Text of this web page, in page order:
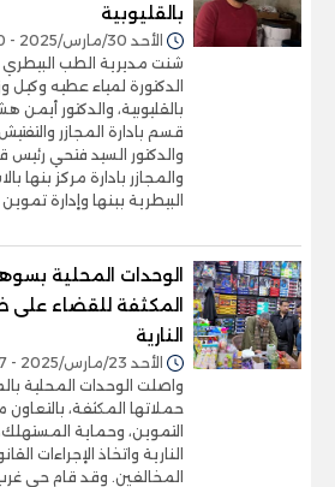
بالقليوبية
الأحد 30/مارس/2025 - 12:10 ص
شنت مديرية الطب البيطري
الدكتورة لمياء عطيه وكيل
بالقليوبية، والدكتور
قسم بادارة المجازر
والدكتور السيد فتحي
والمجازر بادارة مركز بنها
البيطرية ببنها وإدارة تموين
الوحدات المحلية
المكثفة للقضاء على
النارية
الأحد 23/مارس/2025 - 03:17 م
واصلت الوحدات المحلية
حملاتها المكثفة،
التموين، وحماية
النارية واتخاذ الإجراءات
المخالفين. وقد قام حي